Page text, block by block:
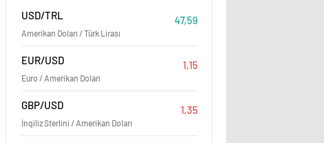
USD/TRL
Amerikan Doları / Türk Lirası
47,59
EUR/USD
Euro / Amerikan Doları
1,15
GBP/USD
İngiliz Sterlini / Amerikan Doları
1,35